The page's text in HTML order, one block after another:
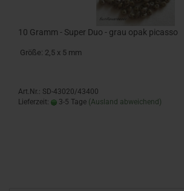
10 Gramm - Super Duo - grau opak picasso
Größe: 2,5 x 5 mm
Art.Nr.: SD-43020/43400
Lieferzeit:
3-5 Tage (Ausland abweichend)